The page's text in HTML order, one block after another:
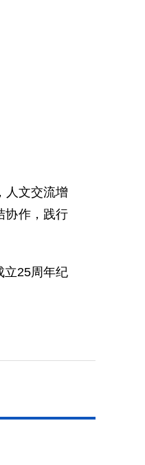
人文交流增
协作，践行
立25周年纪